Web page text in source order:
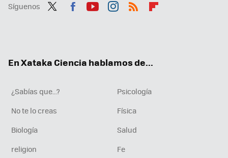
Síguenos
En Xataka Ciencia hablamos de...
¿Sabías que...?
Psicología
No te lo creas
Física
Biología
Salud
religion
Fe